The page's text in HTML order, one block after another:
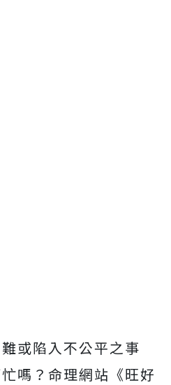
或陷入不公平之事
嗎？命理網站《旺好